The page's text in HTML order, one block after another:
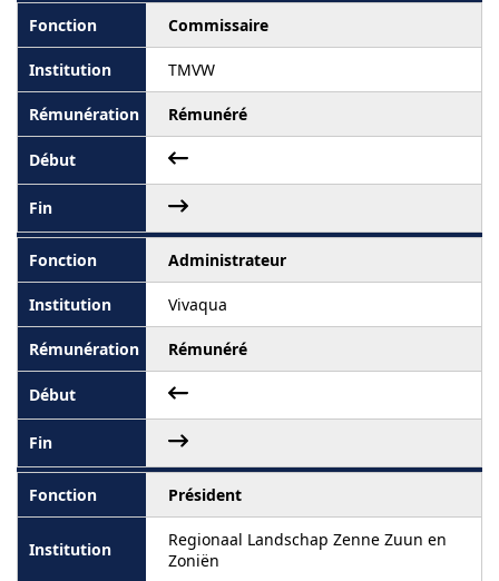
Commissaire
TMVW
Rémunéré
Administrateur
Vivaqua
Rémunéré
Président
Regionaal Landschap Zenne Zuun en
Zoniën